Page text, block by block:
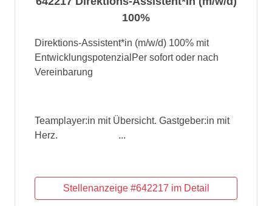
100%
Direktions-Assistent*in (m/w/d) 100% mit
EntwicklungspotenzialPer sofort oder nach
Vereinbarung
Teamplayer:in mit Übersicht. Gastgeber:in mit
Herz. ...